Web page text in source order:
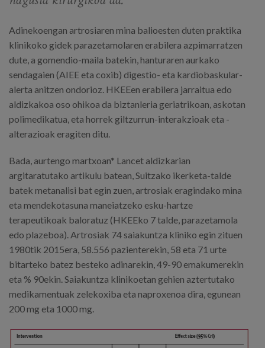
Adinekoengan artrosiaren mina balioesten duten praktika
klinikoko gidek parazetamolaren erabilera azpimarratzen
dute, a gomendio-maila batekin, hanturaren aurkako
sendagaien (AIEE eta coxib) digestio- eta kardiobaskular-
alerta anitzen ondorioz. HKEEen erabilera jarraitua edo
aldizkakoa oso ohikoa da biztanleria geriatrikoan, askotan
polimedikatua, eta horrek giltzurrun-interakzioak eta -
alterazioak eragiten ditu.
Bada, aurtengo martxoan* Lancet aldizkarian
argitaratutako artikulu batean, Suitzako ikerketa-talde
batek metanalisi bat egin zuen, artrosiak eragindako mina
eta mendekotasuna maneiatzeko esku-hartze
terapeutikoak baloratuz (HKEEko 7 talde, parazetamola
edo plazeboa). Artrosiak 74 saiakuntza kliniko egin zituen
1980tik 2015era, 58.556 pazienterekin, 58 eta 71 urte
bitarteko batez besteko adinarekin, 49-90 emakumerekin
eta % 90ekin. Saiakuntza klinikoetan gehien aztertutako
medikamentuak zelekoxiba eta naproxenoa dira, egunean
200 mg eta 1000 mg.